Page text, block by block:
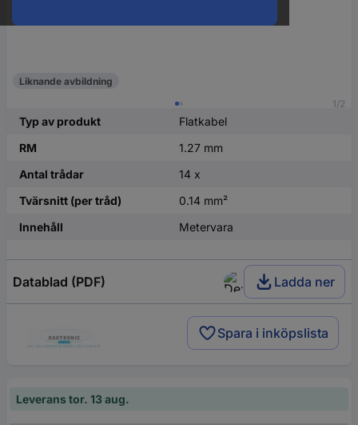
1/2
Liknande avbildning
Typ av produkt
Flatkabel
RM
1.27 mm
Antal trådar
14 x
Tvärsnitt (per tråd)
0.14 mm²
Innehåll
Metervara
Datablad (PDF) Ladda ner
Spara i inköpslista
Leverans tor. 13 aug.